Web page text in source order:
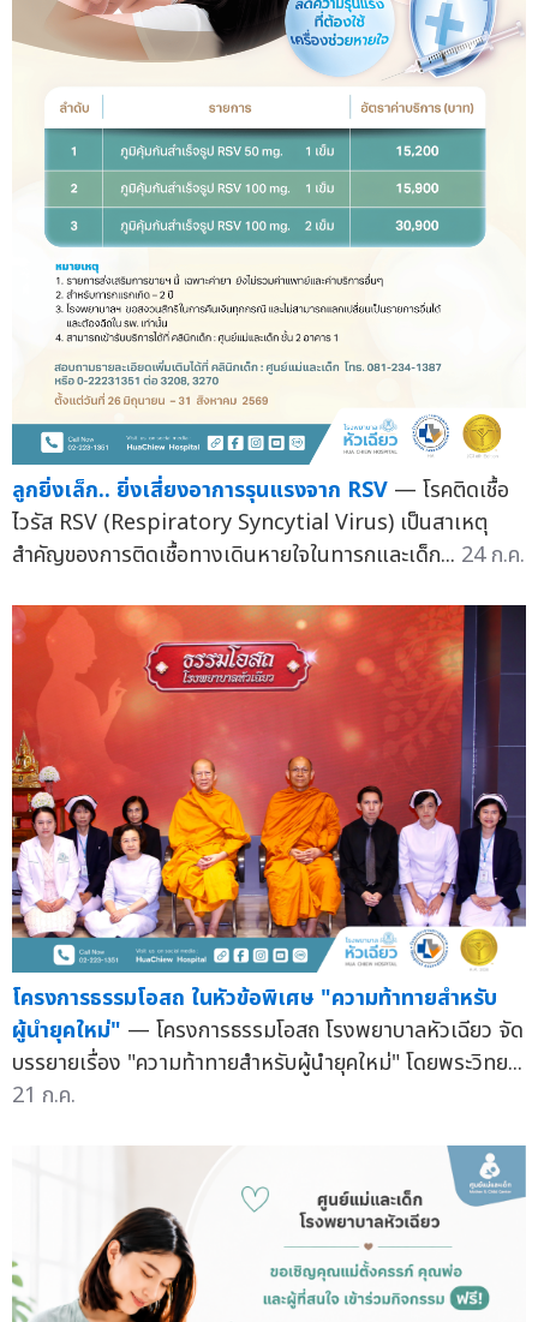
ลูกยิ่งเล็ก.. ยิ่งเสี่ยงอาการรุนแรงจาก RSV — โรคติดเชื้อ
ไวรัส RSV (Respiratory Syncytial Virus) เป็นสาเหตุ
สำคัญของการติดเชื้อทางเดินหายใจในทารกและเด็ก... 24 ก.ค.
โครงการธรรมโอสถ ในหัวข้อพิเศษ "ความท้าทายสำหรับ
ผู้นำยุคใหม่" — โครงการธรรมโอสถ โรงพยาบาลหัวเฉียว จัด
บรรยายเรื่อง "ความท้าทายสำหรับผู้นำยุคใหม่" โดยพระวิทย...
21 ก.ค.